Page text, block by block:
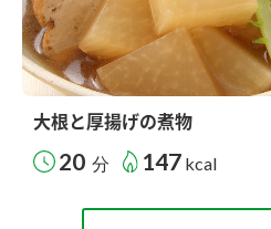
大根と厚揚げの煮物
20 分 147 kcal